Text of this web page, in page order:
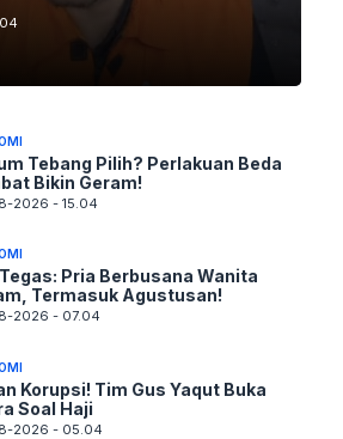
Tebang Pilih? Perlakuan Beda
Bikin Geram!
2026 - 15.04
Pria Berbusana Wanita
Termasuk Agustusan!
2026 - 07.04
Korupsi! Tim Gus Yaqut Buka
Soal Haji
2026 - 05.04